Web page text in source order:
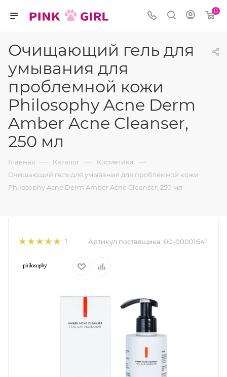
0
Очищающий гель для
умывания для
проблемной кожи
Philosophy Acne Derm
Amber Acne Cleanser,
250 мл
Главная — Каталог — Косметика —
Очищающий гель для умывания для проблемной кожи
Philosophy Acne Derm Amber Acne Cleanser, 250 мл
1 Артикул поставщика: 00-00001641